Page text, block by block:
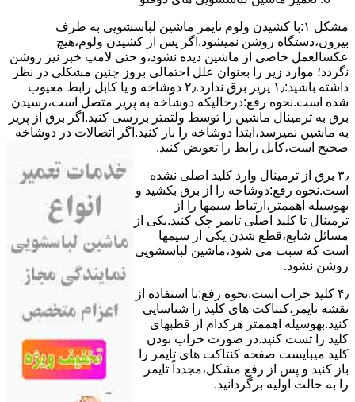
مشکل ۱:ﺑﺎ ﮐﺸﯿﺪن وﻟﻮم ﺗﺎﯾﻤﺮ ماشین لباسشویی به طرف
ﺑﯿﺮون،دستگاه روﺷﻦ نمیشود.اﮔﺮ ﭘﺲ از ﮐﺸﯿﺪن وﻟﻮم،ﻫﯿﭻ
عکسالعمل ﺧﺎﺻﯽ از ﻣﺎﺷﯿﻦ دﯾﺪه نشود،و حتی ﻻﻣﭗ ﺧﺒﺮ ﻧﯿﺰ روﺷﻦ
ﻧگردد؛ موارد زیر را بعنوان ﻋﻠﻞ احتمالی بروز چنین مشکلی در نظر
داشته باشید:۱٫ ﭘﺮﯾﺰ ﺑﺮق ﻧﺪارد.۲٫ دوﺷﺎﺧﻪ و ﯾﺎ ﮐﺎﺑﻞ راﺑﻂ ﻣﻌﯿﻮب
ﺷﺪه است.نحوه رفع:درحالیکه دوﺷﺎﺧﻪ ﺑﻪ ﭘﺮﯾﺰ ﻣﺘﺼﻞ اﺳﺖ،رﺳﯿﺪن
ﺑﺮق ﺑﻪ ﺗﺮﻣﯿﻨﺎل ﻣﺎﺷﯿﻦ را ﺗﻮﺳﻂ ولتمتر بررسی ﮐﻨﯿﺪ.اﮔﺮ ﺑﺮق از ﭘﺮﯾﺰ
ﺑﻪ ﻣﺎﺷﯿﻦ نمیرسد،اﺑﺘﺪا دوشاخه را باز کنید.اﮔﺮ اﺗﺼﺎﻻت در دوشاخه
ﺻﺤﯿﺢ اﺳﺖ،ﮐﺎﺑﻞ راﺑﻂ را ﺗﻌﻮﯾﺾ کنید.
۳٫ ﺑﺮق از ﺗﺮﻣﯿﻨﺎل وارد ﮐﻠﯿﺪ اﺻﻠﯽ ﻧﺸﺪه
است.نحوه رﻓﻊ:دوشاخه را از ﺑﺮق بکشید و
بهوسیله اهممتر،ارﺗﺒﺎط سیمها را از
ﺗﺮﻣﯿﻨﺎل ﺗﺎ ﮐﻠﯿﺪ اﺻﻠﯽ ﺗﺎﯾﻤﺮ چک کنید.یکی از
مسائل شایع،ﻗﻄﻊ شدن ﯾﮑﯽ از سیمها
است که سبب می شود،ﻣﺎﺷﯿﻦ لباسشویی
روﺷﻦ نشود.
۴٫ ﮐﻠﯿﺪ ﺧﺮاب اﺳﺖ.نحوه رفع:ﺑﺎ اﺳﺘﻔﺎده از
ﻧﻘﺸﻪ ﺗﺎﯾﻤﺮ،ﮐﻨﺘﺎﮐﺖ ﻫﺎی ﮐﻠﯿﺪ را ﺷﻨﺎﺳﺎﯾﯽ
کنید.بهوسیله اهممتر هرکدام از قطبهای
ﮐﻠﯿﺪ را ﺗﺴﺖ ﮐﻨﯿﺪ.در ﺻﻮرت ﺧﺮاب ﺑﻮدن
ﮐﻠﯿﺪ میبایست ﺻﻔﺤﻪ ﮐﻨﺘﺎﮐﺖ ﻫﺎی ﺗﺎﯾﻤﺮ را
باز کنید و ﭘﺲ از رﻓﻊ مشکل،مجدداً ﺗﺎﯾﻤﺮ
را به حالت اوﻟﯿﻪ برگردانید.